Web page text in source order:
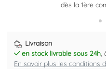
Plus
Livraison
en stock livrable sous 24h,
En savoir plus les conditions